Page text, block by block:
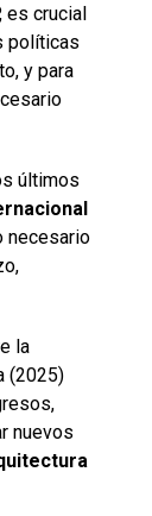
es crucial
políticas
y para
últimos
necesario
la
(2025)
nuevos